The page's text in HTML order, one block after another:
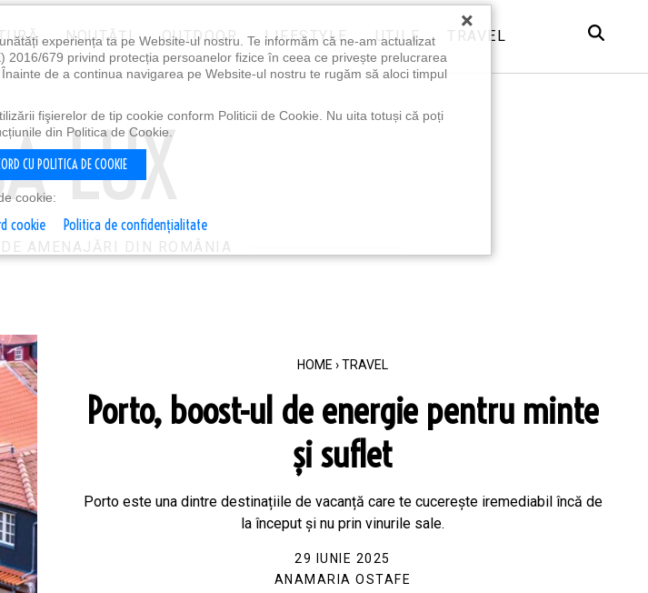
NOUTĂȚI OUTDOOR LIFESTYLE UTILE TRAVEL
AMENAJĂRI DIN ROMÂNIA
HOME ›TRAVEL
Porto, boost-ul de energie pentru minte
și suflet
Porto este una dintre destinațiile de vacanță care te cucerește iremediabil încă de
la început și nu prin vinurile sale.
29 IUNIE 2025
ANAMARIA OSTAFE
×
experiența ta pe Website-ul nostru. Te informăm că ne-am actualizat
679 privind protecția persoanelor fizice în ceea ce privește prelucrarea
de a continua navigarea pe Website-ul nostru te rugăm să aloci timpul
fişierelor de tip cookie conform Politicii de Cookie. Nu uita totuși că poți
din Politica de Cookie.
CU POLITICA DE COOKIE
cookie:
cookie Politica de confidențialitate